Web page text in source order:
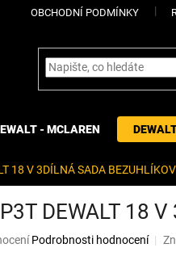
OBCHODNÍ PODMÍNKY
- MCLAREN
18 V 3DÍLNÁ SADA
DEWALT 18
Podrobnosti hodnocení